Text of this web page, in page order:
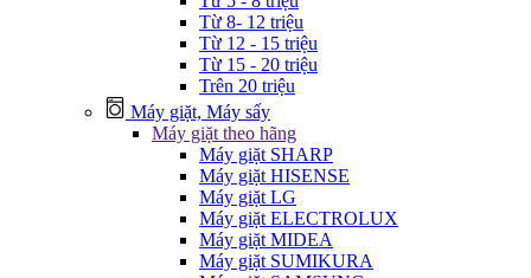
Từ 8- 12 triệu
Từ 12 - 15 triệu
Từ 15 - 20 triệu
Trên 20 triệu
Máy giặt, Máy sấy
Máy giặt theo hãng
Máy giặt SHARP
Máy giặt HISENSE
Máy giặt LG
Máy giặt ELECTROLUX
Máy giặt MIDEA
Máy giặt SUMIKURA